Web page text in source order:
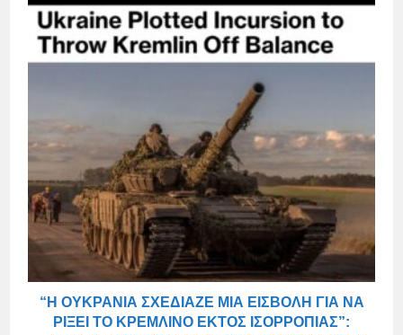
“Η ΟΥΚΡΑΝΊΑ ΣΧΕΔΊΑΖΕ ΜΙΑ ΕΙΣΒΟΛΉ ΓΙΑ ΝΑ
ΡΊΞΕΙ ΤΟ ΚΡΕΜΛΊΝΟ ΕΚΤΌΣ ΙΣΟΡΡΟΠΊΑΣ”: